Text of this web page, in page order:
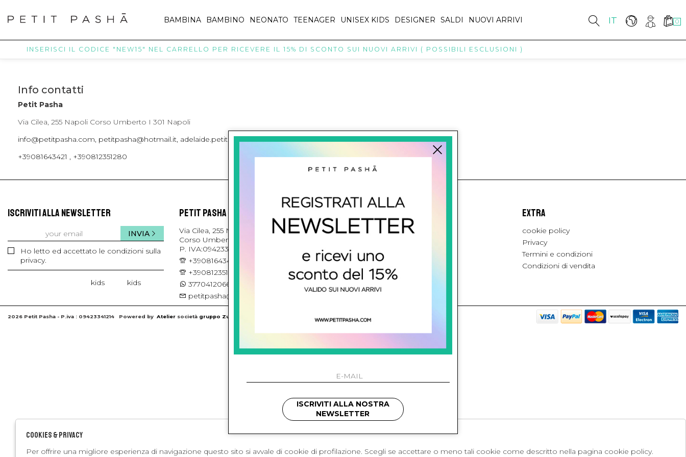
IT 0
BAMBINA BAMBINO NEONATO TEENAGER UNISEX KIDS DESIGNER SALDI NUOVI ARRIVI
INSERISCI IL CODICE "NEW15" NEL CARRELLO PER RICEVERE IL 15% DI SCONTO SUI NUOVI ARRIVI ( POSSIBILI ESCLUSIONI )
Info contatti
Petit Pasha
Via Cilea, 255 Napoli Corso Umberto I 301 Napoli
info@petitpasha.com, petitpasha@hotmail.it, adelaide.petitpasha@hotmail.com
+39081643421 , +390812351280
ISCRIVITI ALLA NEWSLETTER
Ho letto ed accettato le condizioni sulla
privacy.
INVIA
kids kids
PETIT PASHA
Via Cilea, 255 Napoli
Corso Umberto I 301 Napoli - Italia
P. IVA:09423341214
+39081643421
+390812351280
3770412066 , 3397314295
petitpasha@hotmail.it
L'azienda
Contatti
Pagamenti
Spedizione
EXTRA
cookie policy
Privacy
Termini e condizioni
Condizioni di vendita
2026 Petit Pasha - P.iva : 09423341214 Powered by Atelier società gruppo Zucchetti
ISCRIVITI ALLA NOSTRA
NEWSLETTER
Cookies & Privacy
Per offrire una migliore esperienza di navigazione questo sito si avvale di cookie di profilazione. Scegli se accettare o meno tali cookie come descritto nella pagina cookie policy.